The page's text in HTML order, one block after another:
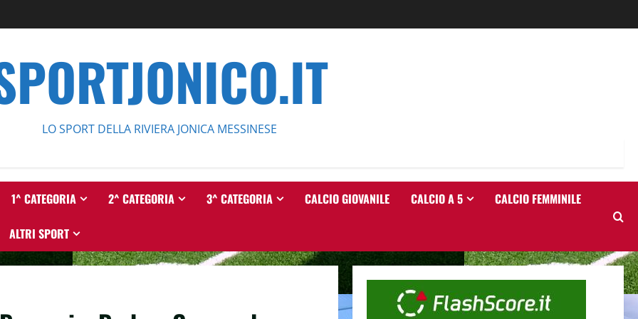
LO SPORT DELLA RIVIERA JONICA MESSINESE
1^ CATEGORIA 2^ CATEGORIA 3^ CATEGORIA CALCIO GIOVANILE CALCIO A 5 CALCIO FEMMINILE
ALTRI SPORT